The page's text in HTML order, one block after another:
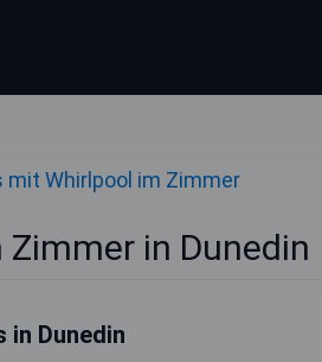
mit Whirlpool im Zimmer
in Dunedin
in Dunedin